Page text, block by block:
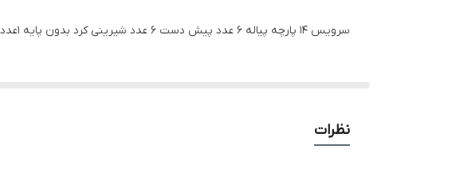
سرویس 14 پارچه پیاله 6 عدد پیش دست 6 عدد شیرینی کرد بدون پایه 1عدد کاسه آجیل 1عدد حک B کریستال بوهمیا
نظرات